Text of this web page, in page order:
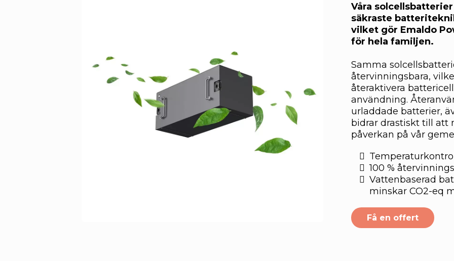
Våra
säkraste
vilket gör Emaldo
för hela familjen.
Samma
återvinningsbara,
återaktivera
användning.
urladdade batterier,
bidrar drastiskt till att
påverkan på vår
100 %
Vattenbaserad
minskar CO2-eq
Få en offert